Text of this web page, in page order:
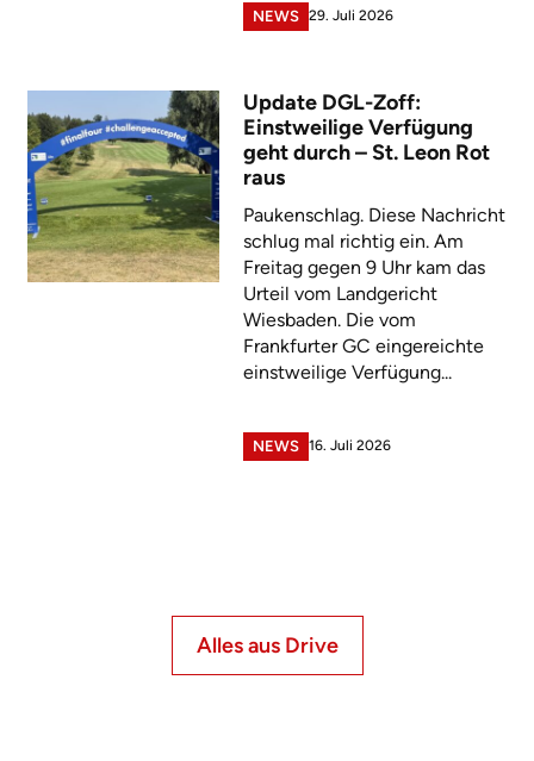
NEWS 29. Juli 2026
Update DGL-Zoff:
Einstweilige Verfügung
geht durch – St. Leon Rot
raus
Paukenschlag. Diese Nachricht
schlug mal richtig ein. Am
Freitag gegen 9 Uhr kam das
Urteil vom Landgericht
Wiesbaden. Die vom
Frankfurter GC eingereichte
einstweilige Verfügung...
NEWS 16. Juli 2026
Alles aus Drive